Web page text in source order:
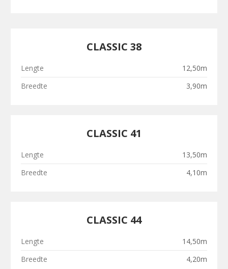
CLASSIC 38
Lengte
12,50m
Breedte
3,90m
CLASSIC 41
Lengte
13,50m
Breedte
4,10m
CLASSIC 44
Lengte
14,50m
Breedte
4,20m